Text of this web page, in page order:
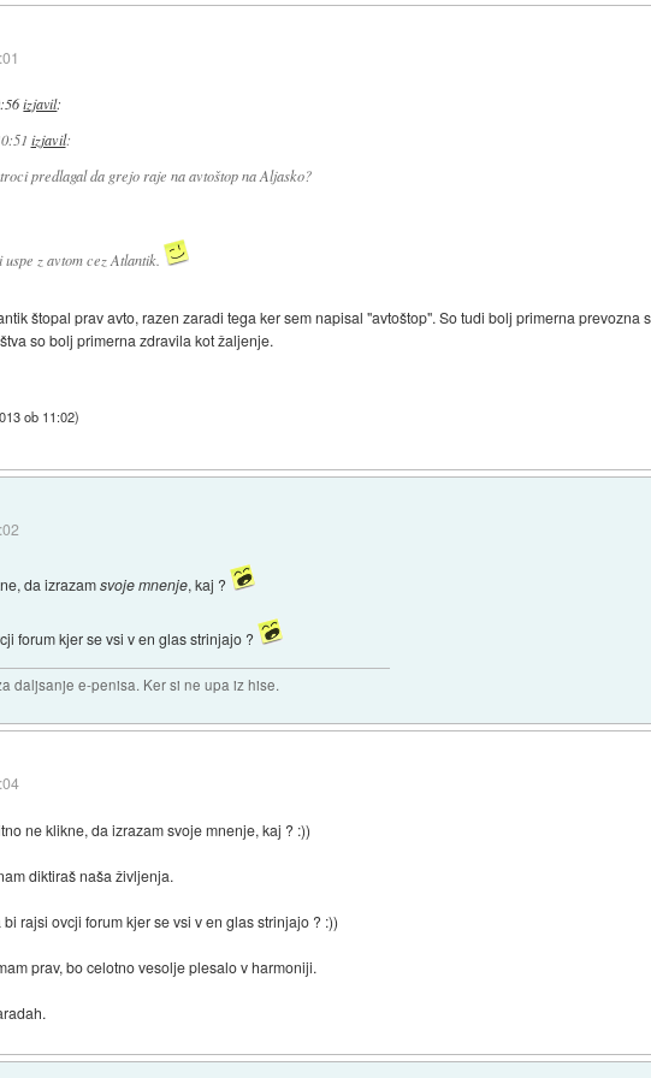
izjavil:
izjavil:
predlagal da grejo raje na avtoštop na Aljasko?
z avtom cez Atlantik.
štopal prav avto, razen zaradi tega ker sem napisal "avtoštop". So tudi bolj primerna prevozna
so bolj primerna zdravila kot žaljenje.
ob 11:02)
da izrazamsvoje mnenje, kaj ?
forum kjer se vsi v en glas strinjajo ?
daljsanje e-penisa. Ker si ne upa iz hise.
ne klikne, da izrazam svoje mnenje, kaj ? :))
diktiraš naša življenja.
rajsi ovcji forum kjer se vsi v en glas strinjajo ? :))
prav, bo celotno vesolje plesalo v harmoniji.